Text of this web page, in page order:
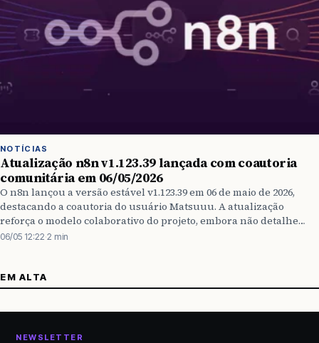
NOTÍCIAS
Atualização n8n v1.123.39 lançada com coautoria
comunitária em 06/05/2026
O n8n lançou a versão estável v1.123.39 em 06 de maio de 2026,
destacando a coautoria do usuário Matsuuu. A atualização
reforça o modelo colaborativo do projeto, embora não detalhe
mudanças técnicas.
06/05 12:22·2 min
EM ALTA
NEWSLETTER